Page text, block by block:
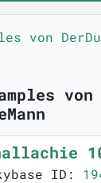
von
von
ID: